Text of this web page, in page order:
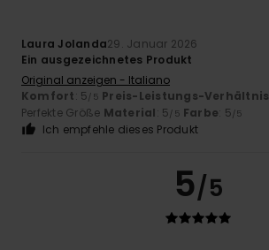
Laura Jolanda29. Januar 2026
Ein ausgezeichnetes Produkt
Original anzeigen - Italiano
Komfort: 5/5 Preis-Leistungs-Verhältnis
Perfekte Größe Material: 5/5 Farbe: 5/5
Ich empfehle dieses Produkt
5/5